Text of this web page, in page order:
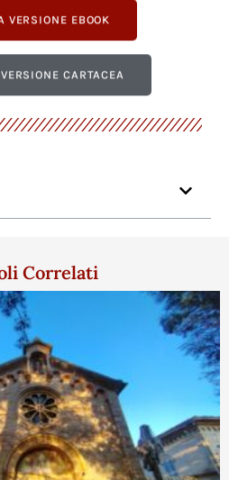
VERSIONE EBOOK
CARTACEA
Correlati